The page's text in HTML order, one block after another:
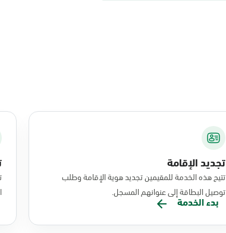
تجديد الإقامة
تتيح هذه الخدمة للمقيمين تجديد هوية الإقامة وطلب
توصيل البطاقة إلى عنوانهم المسجل.
بدء الخدمة